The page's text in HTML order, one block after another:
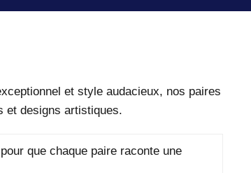
et style audacieux, nos paires
et designs artistiques.
que chaque paire raconte une